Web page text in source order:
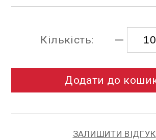
Кількість:
Додати до
ЗАЛИШИТИ ВІДГУК